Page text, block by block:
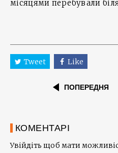
місяцями перебували
Tweet Like
ПОПЕРЕДНЯ
КОМЕНТАРІ
Увійдіть щоб мати